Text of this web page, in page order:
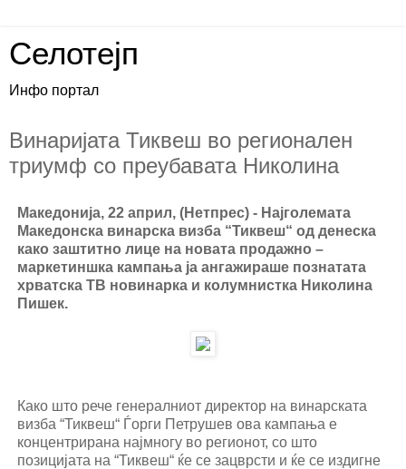
Селотејп
Инфо портал
Винаријата Тиквеш во регионален
триумф со преубавата Николина
Македонија, 22 април, (Нетпрес) - Најголемата
Македонска винарска визба “Тиквеш“ од денеска
како заштитно лице на новата продажно –
маркетиншка кампања ја ангажираше познатата
хрватска ТВ новинарка и колумнистка Николина
Пишек.
Како што рече генералниот директор на винарската
визба “Тиквеш“ Ѓорги Петрушев ова кампања е
концентрирана најмногу во регионот, со што
позицијата на “Тиквеш“ ќе се зацврсти и ќе се издигне